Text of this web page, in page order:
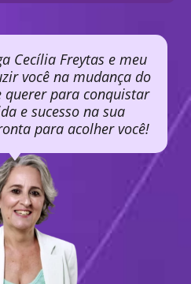
Cecília Freytas e meu
você na mudança do
querer para conquistar
e sucesso na sua
para acolher você!